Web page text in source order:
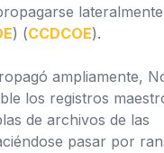
) (CCDCOE).
ampliamente,
los registros
de archivos de las
pasar por